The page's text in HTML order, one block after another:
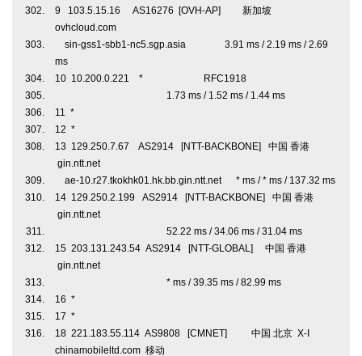
9 103.5.15.16 AS16276 [OVH-AP] 新加坡
ovhcloud.com
sin-gss1-sbb1-nc5.sgp.asia 3.91 ms / 2.19 ms / 2.69
ms
10 10.200.0.221 * RFC1918
1.73 ms / 1.52 ms / 1.44 ms
11 *
12 *
13 129.250.7.67 AS2914 [NTT-BACKBONE] 中国 香港
gin.ntt.net
ae-10.r27.tkokhk01.hk.bb.gin.ntt.net * ms / * ms / 137.32 ms
14 129.250.2.199 AS2914 [NTT-BACKBONE] 中国 香港
gin.ntt.net
52.22 ms / 34.06 ms / 31.04 ms
15 203.131.243.54 AS2914 [NTT-GLOBAL] 中国 香港
gin.ntt.net
* ms / 39.35 ms / 82.99 ms
16 *
17 *
18 221.183.55.114 AS9808 [CMNET] 中国 北京 X-I
chinamobileltd.com 移动